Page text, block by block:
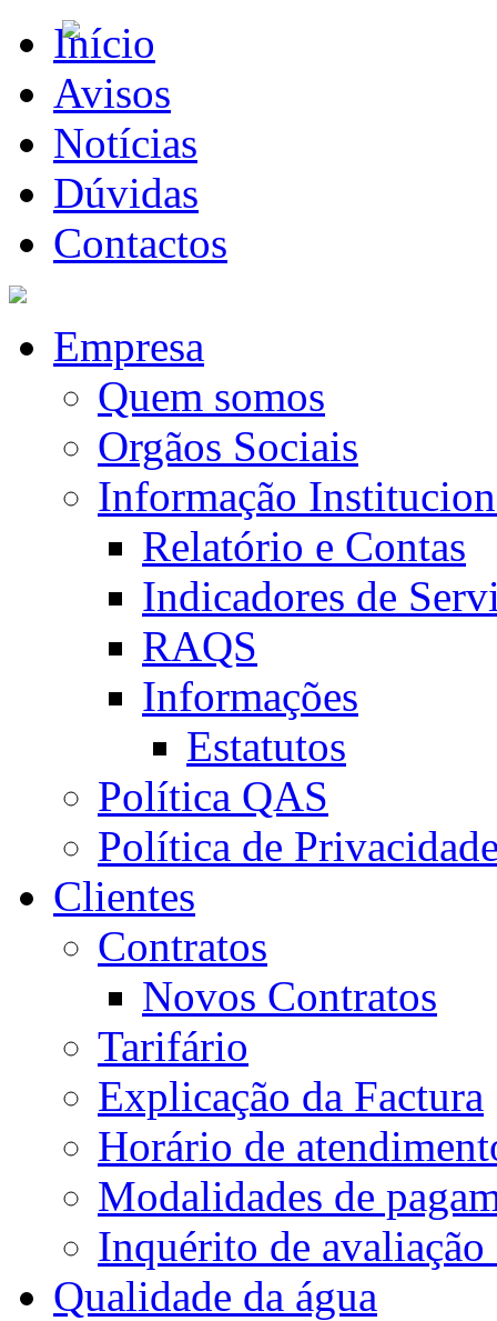
Início
Avisos
Notícias
Dúvidas
Contactos
Empresa
Quem somos
Orgãos Sociais
Informação
Relatório e Contas
Indicadores de
RAQS
Informações
Estatutos
Política QAS
Política de
Clientes
Contratos
Novos Contratos
Tarifário
Explicação da Factura
Horário de
Modalidades de
Inquérito de
Qualidade da água